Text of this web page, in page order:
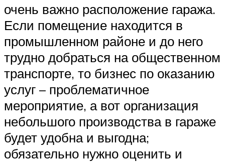
очень важно расположение гаража.
Если помещение находится в
промышленном районе и до него
трудно добраться на общественном
транспорте, то бизнес по оказанию
услуг – проблематичное
мероприятие, а вот организация
небольшого производства в гараже
будет удобна и выгодна;
обязательно нужно оценить и